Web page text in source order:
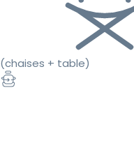
(chaises + table)